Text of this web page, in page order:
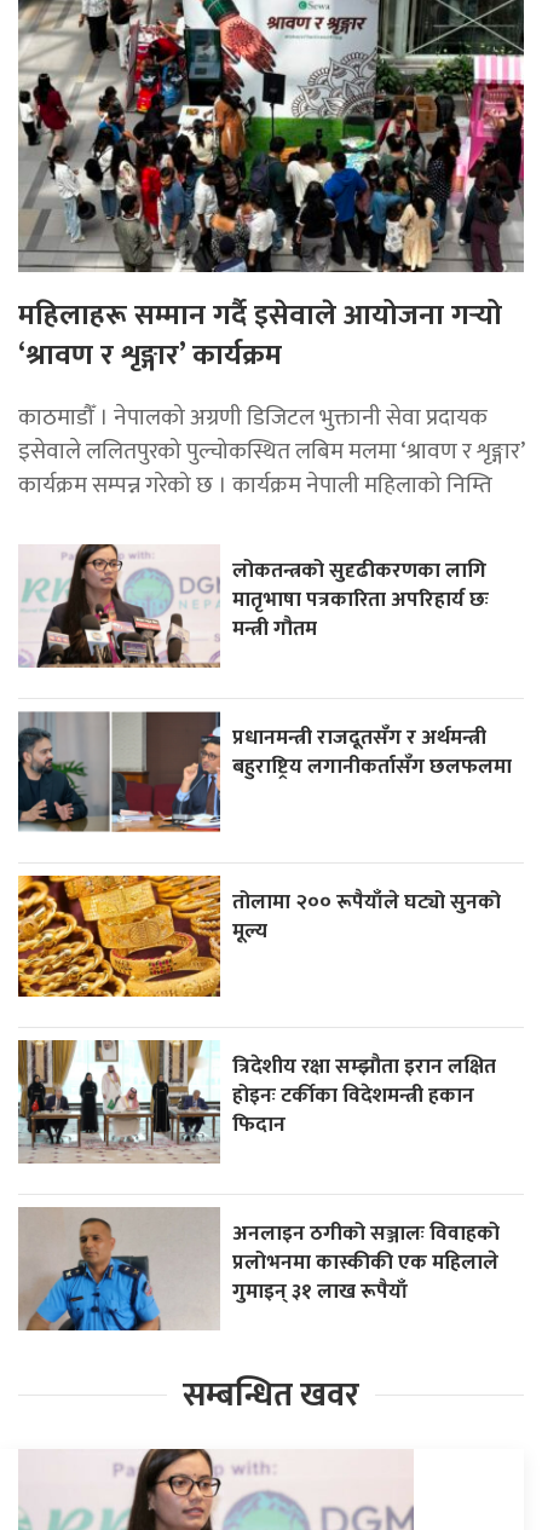
महिलाहरू सम्मान गर्दै इसेवाले आयोजना गर्‍यो
‘श्रावण र शृङ्गार’ कार्यक्रम
काठमाडौँ । नेपालको अग्रणी डिजिटल भुक्तानी सेवा प्रदायक
इसेवाले ललितपुरको पुल्चोकस्थित लबिम मलमा ‘श्रावण र शृङ्गार’
कार्यक्रम सम्पन्न गरेको छ । कार्यक्रम नेपाली महिलाको निम्ति
लोकतन्त्रको सुदृढीकरणका लागि
मातृभाषा पत्रकारिता अपरिहार्य छः
मन्त्री गौतम
प्रधानमन्त्री राजदूतसँग र अर्थमन्त्री
बहुराष्ट्रिय लगानीकर्तासँग छलफलमा
तोलामा २०० रूपैयाँले घट्यो सुनको
मूल्य
त्रिदेशीय रक्षा सम्झौता इरान लक्षित
होइनः टर्कीका विदेशमन्त्री हकान
फिदान
अनलाइन ठगीको सञ्जालः विवाहको
प्रलोभनमा कास्कीकी एक महिलाले
गुमाइन् ३१ लाख रूपैयाँ
सम्बन्धित खवर